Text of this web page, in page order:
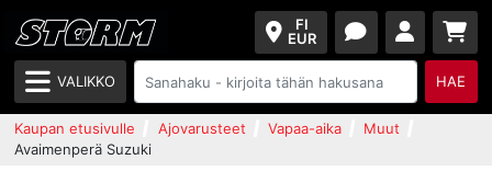
FI
EUR
VALIKKO HAE
Kaupan etusivulle Ajovarusteet Vapaa-aika
Muut
Avaimenperä Suzuki